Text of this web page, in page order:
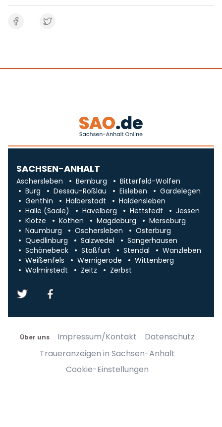
SACHSEN-ANHALT
Aschersleben Bernburg
Bitterfeld-Wolfen
Burg
Dessau-Roßlau Eisleben
Gardelegen
Genthin
Halberstadt
Haldensleben
Halle (Saale)
Havelberg Hettstedt
Jessen
Klötze
Köthen Magdeburg
Merseburg
Naumburg
Oschersleben
Osterburg
Quedlinburg
Salzwedel
Sangerhausen
Schönebeck
Staßfurt Stendal
Wanzleben
Weißenfels
Wernigerode
Wittenberg
Wolmirstedt
Zeitz Zerbst
Über uns Impressum/Kontakt
Datenschutz
Traueranzeigen in Sachsen-Anhalt
Cookie-Einstellungen